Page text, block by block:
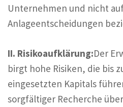
Unternehmen und nicht
Anlageentscheidungen
II. Risikoaufklärung:Der
birgt hohe Risiken, die bis
eingesetzten Kapitals
sorgfältiger Recherche